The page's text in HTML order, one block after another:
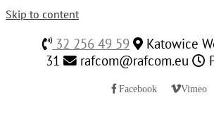
Skip to content
32 256 49 59
Katowice
31
rafcom@rafcom.eu
Facebook Vimeo